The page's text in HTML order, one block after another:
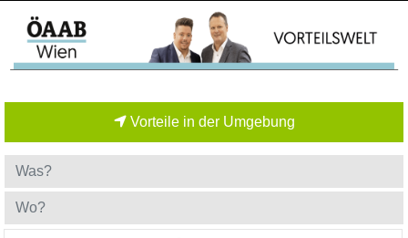
Vorteile in der Umgebung